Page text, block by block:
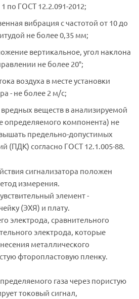
по ГОСТ 12.2.091-2012;
вибрация с частотой от 10 до
не более 0,35 мм;
вертикальное, угол наклона
не более 20°;
воздуха в месте установки
- не более 2 м/с;
веществ в анализируемой
определяемого компонента) не
предельно-допустимых
(ПДК) согласно ГОСТ 12.1.005-88.
сигнализатора положен
измерения.
элемент -
(ЭХЯ) и плату.
электрода, сравнительного
электрода, которые
металлического
фторопластовую пленку.
газа через пористую
токовый сигнал,